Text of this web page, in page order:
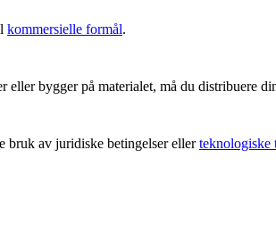
kommersielle formål.
bygger på materialet, må du distribuere
av juridiske betingelser ellerteknologiske